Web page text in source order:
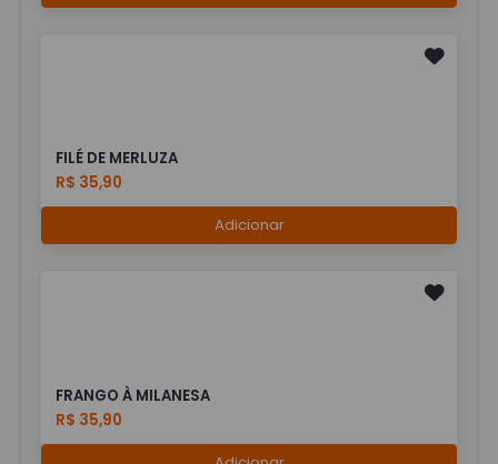
FILÉ DE MERLUZA
R$ 35,90
Adicionar
FRANGO À MILANESA
R$ 35,90